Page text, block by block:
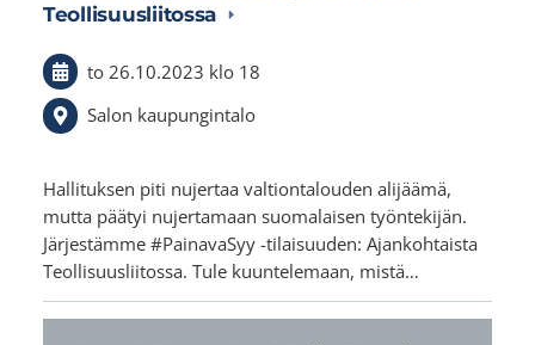
Teollisuusliitossa
to 26.10.2023 klo 18
Salon kaupungintalo
Hallituksen piti nujertaa valtiontalouden alijäämä,
mutta päätyi nujertamaan suomalaisen työntekijän.
Järjestämme #PainavaSyy -tilaisuuden: Ajankohtaista
Teollisuusliitossa. Tule kuuntelemaan, mistä…